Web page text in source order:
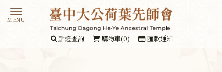
點燈查詢 購物車(0) 匯款通知